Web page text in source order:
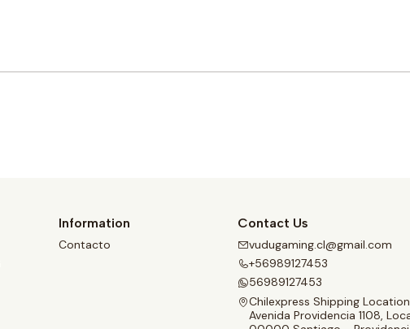
Information
Contacto
Contact Us
vudugaming.cl@gmail.com
+56989127453
56989127453
Chilexpress Shipping Location
Avenida Providencia 1108,